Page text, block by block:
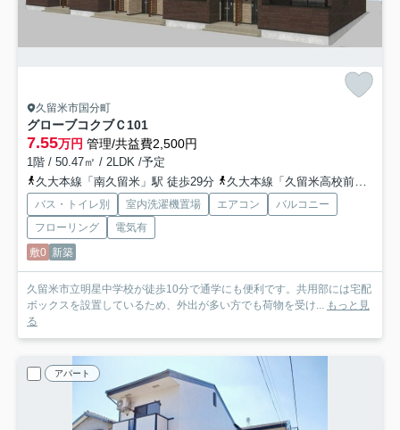
久留米市国分町
グローブコクブＣ101
7.55万円 管理/共益費2,500円
1階 / 50.47㎡ / 2LDK /予定
久大本線「南久留米」駅 徒歩29分
久大本線「久留米高校前」駅 徒歩31分
バス・トイレ別 室内洗濯機置場 エアコン
バルコニー
フローリング
電気有
敷0 新築
久留米市立明星中学校が徒歩10分で通学にも便利です。共用部には宅配
ボックスを設置しているため、外出が多い方でも荷物を受け...
もっと見
る
アパート